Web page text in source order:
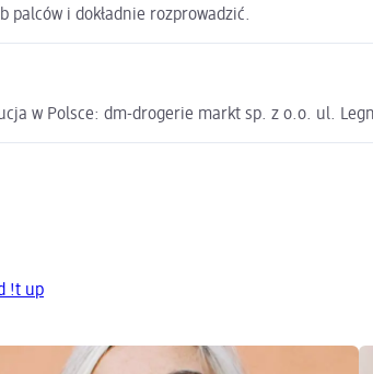
palców i dokładnie rozprowadzić.
w Polsce: dm-drogerie markt sp. z o.o. ul.
!t up